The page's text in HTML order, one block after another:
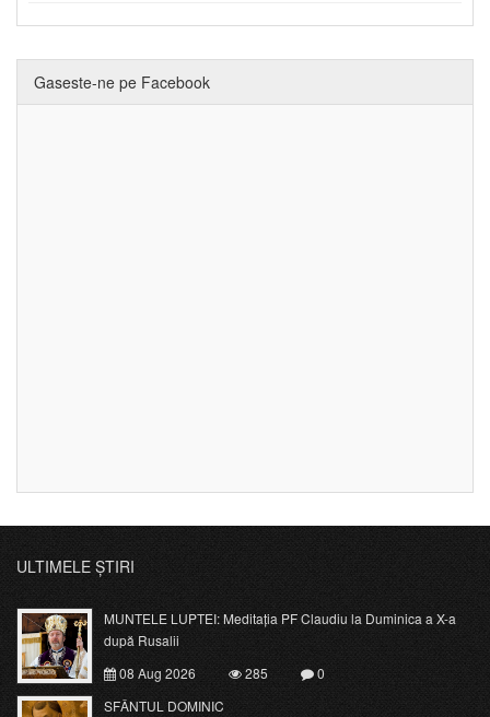
Gaseste-ne pe Facebook
ULTIMELE ȘTIRI
MUNTELE LUPTEI: Meditația PF Claudiu la Duminica a X-a
după Rusalii
08 Aug 2026
285
0
SFÂNTUL DOMINIC